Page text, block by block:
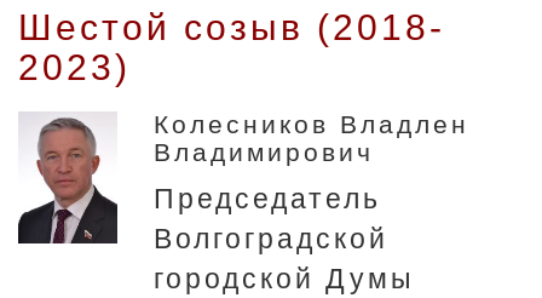
Шестой созыв (2018-
2023)
Колесников Владлен
Владимирович
Председатель
Волгоградской
городской Думы